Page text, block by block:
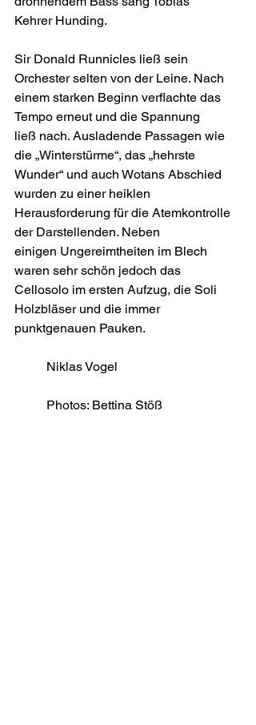
Kehrer Hunding.
Sir Donald Runnicles ließ sein
Orchester selten von der Leine. Nach
einem starken Beginn verflachte das
Tempo erneut und die Spannung
ließ nach. Ausladende Passagen wie
die „Winterstürme“, das „hehrste
Wunder“ und auch Wotans Abschied
wurden zu einer heiklen
Herausforderung für die Atemkontrolle
der Darstellenden. Neben
einigen Ungereimtheiten im Blech
waren sehr schön jedoch das
Cellosolo im ersten Aufzug, die Soli
Holzbläser und die immer
punktgenauen Pauken.
Niklas Vogel
Photos: Bettina Stöß